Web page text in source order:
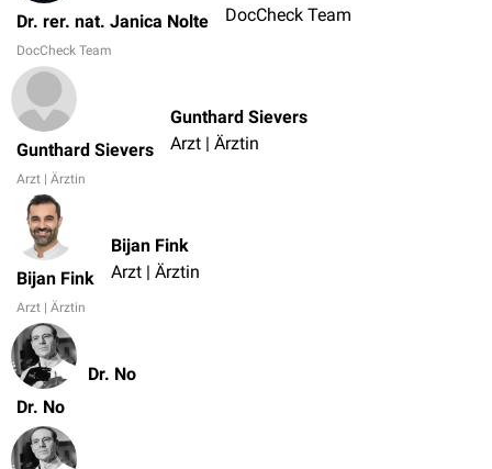
Dr. rer. nat. Janica Nolte
DocCheck Team
DocCheck Team
Gunthard Sievers
Arzt | Ärztin
Gunthard Sievers
Arzt | Ärztin
Bijan Fink
Arzt | Ärztin
Bijan Fink
Arzt | Ärztin
Dr. No
Dr. No